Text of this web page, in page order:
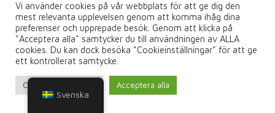
Vi använder cookies på vår webbplats för att ge dig den
mest relevanta upplevelsen genom att komma ihåg dina
preferenser och upprepade besök. Genom att klicka på
"Acceptera alla" samtycker du till användningen av ALLA
cookies. Du kan dock besöka "Cookieinställningar" för att ge
ett kontrollerat samtycke.
Cookie-inställningar Acceptera alla
Svenska